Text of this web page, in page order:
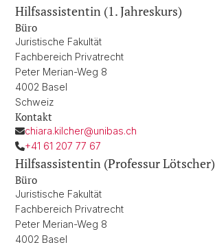
Hilfsassistentin (1. Jahreskurs)
Büro
Juristische Fakultät
Fachbereich Privatrecht
Peter Merian-Weg 8
4002 Basel
Schweiz
Kontakt
chiara.kilcher@unibas.ch
+41 61 207 77 67
Hilfsassistentin (Professur Lötscher)
Büro
Juristische Fakultät
Fachbereich Privatrecht
Peter Merian-Weg 8
4002 Basel